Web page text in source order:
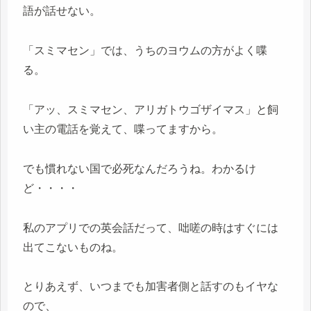
語が話せない。
「スミマセン」では、うちのヨウムの方がよく喋
る。
「アッ、スミマセン、アリガトウゴザイマス」と飼
い主の電話を覚えて、喋ってますから。
でも慣れない国で必死なんだろうね。わかるけ
ど・・・・
私のアプリでの英会話だって、咄嗟の時はすぐには
出てこないものね。
とりあえず、いつまでも加害者側と話すのもイヤな
ので、